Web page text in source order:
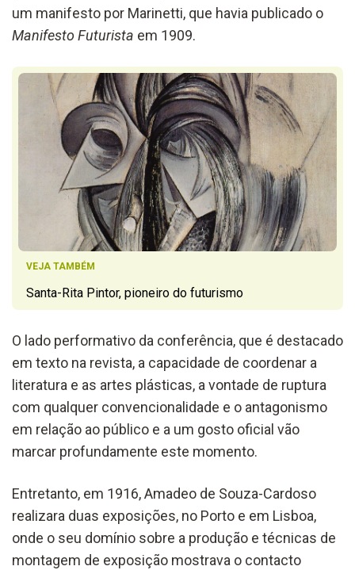
um manifesto por Marinetti, que havia publicado o
Manifesto Futurista em 1909.
VEJA TAMBÉM
Santa-Rita Pintor, pioneiro do futurismo
O lado performativo da conferência, que é destacado
em texto na revista, a capacidade de coordenar a
literatura e as artes plásticas, a vontade de ruptura
com qualquer convencionalidade e o antagonismo
em relação ao público e a um gosto oficial vão
marcar profundamente este momento.
Entretanto, em 1916, Amadeo de Souza-Cardoso
realizara duas exposições, no Porto e em Lisboa,
onde o seu domínio sobre a produção e técnicas de
montagem de exposição mostrava o contacto